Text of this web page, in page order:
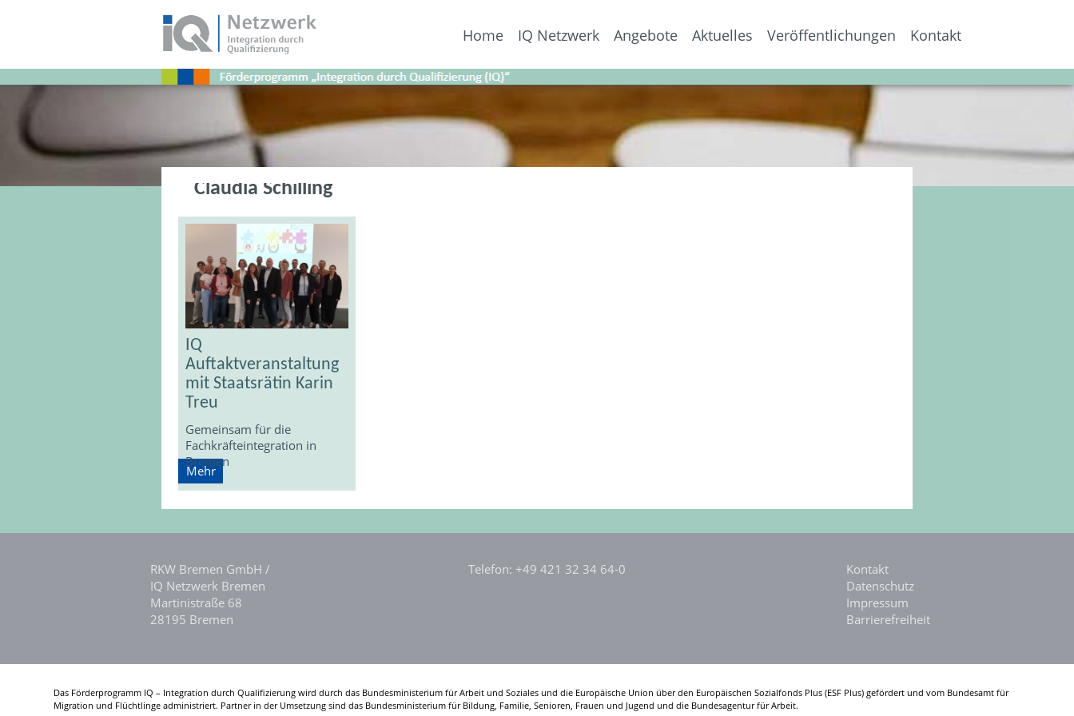
Home IQ Netzwerk Angebote Aktuelles Veröffentlichungen Kontakt
Schlagwort:
Europäischer
Sozialfonds.
Claudia Schilling
IQ
Auftaktveranstaltung
mit Staatsrätin Karin
Treu
Gemeinsam für die
Fachkräfteintegration in
Bremen
Mehr
RKW Bremen GmbH /
IQ Netzwerk Bremen
Martinistraße 68
28195 Bremen
Telefon: +49 421 32 34 64-0
Kontakt
Datenschutz
Impressum
Barrierefreiheit
Das Förderprogramm IQ – Integration durch Qualifizierung wird durch das Bundesministerium für Arbeit und Soziales und die Europäische Union über den Europäischen Sozialfonds Plus (ESF Plus) gefördert und vom Bundesamt für
Migration und Flüchtlinge administriert. Partner in der Umsetzung sind das Bundesministerium für Bildung, Familie, Senioren, Frauen und Jugend und die Bundesagentur für Arbeit.